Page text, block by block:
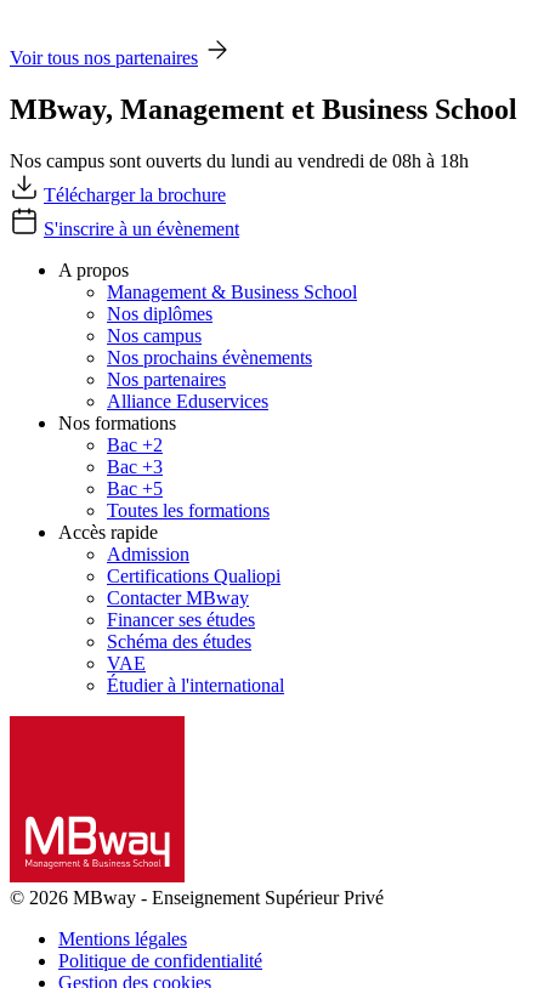
Voir tous nos partenaires
MBway, Management et Business School
Nos campus sont ouverts du lundi au vendredi de 08h à 18h
Télécharger la brochure
S'inscrire à un évènement
A propos
Management & Business School
Nos diplômes
Nos campus
Nos prochains évènements
Nos partenaires
Alliance Eduservices
Nos formations
Bac +2
Bac +3
Bac +5
Toutes les formations
Accès rapide
Admission
Certifications Qualiopi
Contacter MBway
Financer ses études
Schéma des études
VAE
Étudier à l'international
© 2026 MBway - Enseignement Supérieur Privé
Mentions légales
Politique de confidentialité
Gestion des cookies